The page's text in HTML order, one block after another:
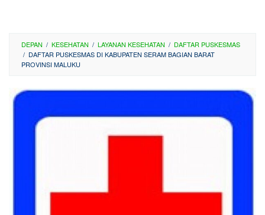
DEPAN / KESEHATAN / LAYANAN KESEHATAN / DAFTAR PUSKESMAS
/ DAFTAR PUSKESMAS DI KABUPATEN SERAM BAGIAN BARAT
PROVINSI MALUKU